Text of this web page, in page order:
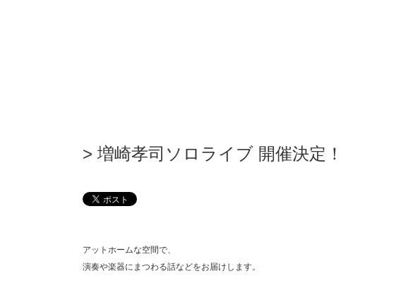
増崎孝司ソロライブ 開催決定！
アットホームな空間で、
演奏や楽器にまつわる話などをお届けします。